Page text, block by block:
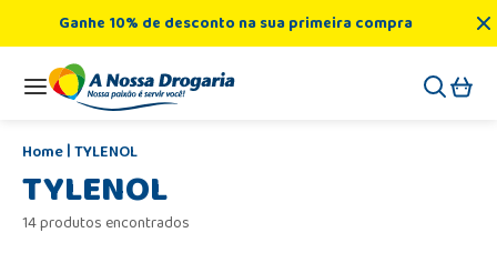
Ganhe 10% de desconto na sua primeira compra
TYLENOL
TYLENOL
14 produtos encontrados